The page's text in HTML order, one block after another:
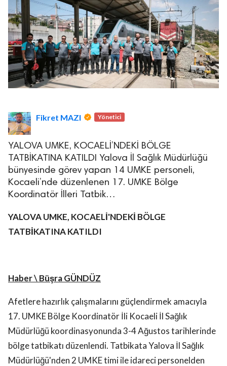
Fikret MAZI Yönetici
YALOVA UMKE, KOCAELİ’NDEKİ BÖLGE
TATBİKATINA KATILDI Yalova İl Sağlık Müdürlüğü
bünyesinde görev yapan 14 UMKE personeli,
Kocaeli’nde düzenlenen 17. UMKE Bölge
Koordinatör İlleri Tatbik…
YALOVA UMKE, KOCAELİ'NDEKİ BÖLGE
TATBİKATINA KATILDI
Haber \ Büşra GÜNDÜZ
Afetlere hazırlık çalışmalarını güçlendirmek amacıyla
17. UMKE Bölge Koordinatör İli Kocaeli İl Sağlık
Müdürlüğü koordinasyonunda 3-4 Ağustos tarihlerinde
bölge tatbikatı düzenlendi. Tatbikata Yalova İl Sağlık
Müdürlüğü'nden 2 UMKE timi ile idareci personelden